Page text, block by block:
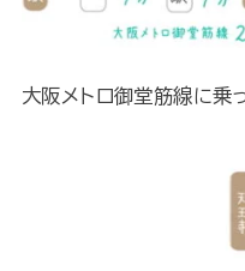
大阪メトロ御堂筋線に乗